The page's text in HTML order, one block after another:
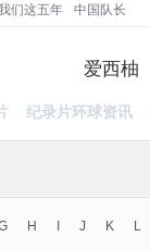
们这五年 中国队长
纪录片环球资讯
爱西柚
H J K L